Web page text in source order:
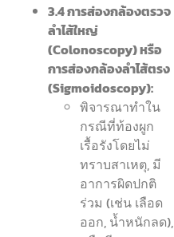
3.4 การส่องกล้องตรวจ
ลำไส้ใหญ่
(Colonoscopy) หรือ
การส่องกล้องลำไส้ตรง
(Sigmoidoscopy):
พิจารณาทำใน
กรณีที่ท้องผูก
เรื้อรังโดยไม่
ทราบสาเหตุ, มี
อาการผิดปกติ
ร่วม (เช่น เลือด
ออก, น้ำหนักลด),